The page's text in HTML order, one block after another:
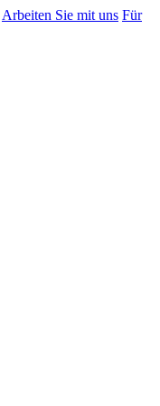
Arbeiten Sie mit uns Für